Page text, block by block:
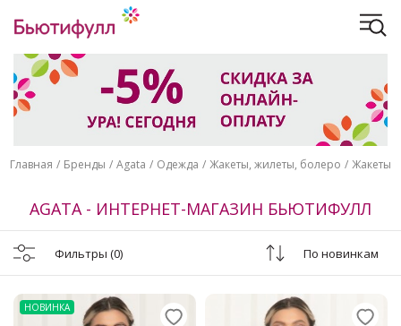
Главная Бренды Agata Одежда Жакеты, жилеты, болеро Жакеты
AGATA - ИНТЕРНЕТ-МАГАЗИН БЬЮТИФУЛЛ
Фильтры (0) По новинкам
НОВИНКА